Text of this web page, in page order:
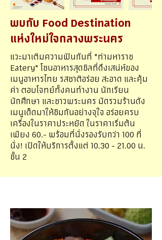
พบกับ Food Destination
แห่งใหม่ใจกลางพระนคร
แวะมาเติมความฟินกันที่ "ท่ามหาราช
Eatery" โซนอาหารสุดชิลที่ดึงเสน่ห์ของ
เมนูอาหารไทย รสชาติอร่อย สะอาด และคุ้ม
ค่า ตอบโจทย์ทั้งคนทำงาน นักเรียน
นักศึกษา และชาวพระนคร มัดรวมร้านดัง
เมนูเด็ดมาให้ชิมกันอย่างจุใจ อร่อยครบ
เครื่องในราคาประหยัด ในราคาเริ่มต้น
เพียง 60.- พร้อมที่นั่งรองรับกว่า 100 ที่
นั่ง! เปิดให้บริการตั้งแต่ 10.30 - 21.00 น.
ชั้น 2